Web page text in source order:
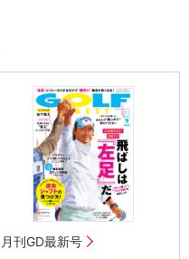
月刊GD最新号